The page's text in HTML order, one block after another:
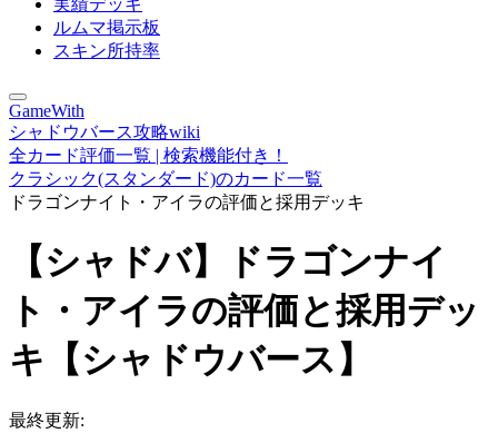
実績デッキ
ルムマ掲示板
スキン所持率
GameWith
シャドウバース攻略wiki
全カード評価一覧 | 検索機能付き！
クラシック(スタンダード)のカード一覧
ドラゴンナイト・アイラの評価と採用デッキ
【シャドバ】ドラゴンナイ
ト・アイラの評価と採用デッ
キ【シャドウバース】
最終更新: